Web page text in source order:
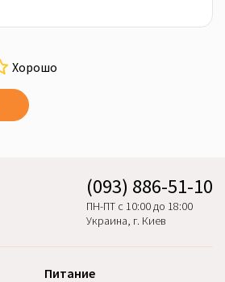
Хорошо
(093) 886-51-10
ПН-ПТ с 10:00 до 18:00
Украина, г. Киев
Питание